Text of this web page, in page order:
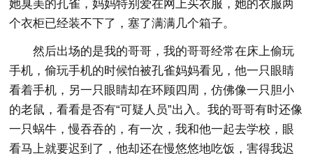
她臭美的孔雀，妈妈特别爱在网上买衣服，她的衣服两
个衣柜已经装不下了，塞了满满几个箱子。
然后出场的是我的哥哥，我的哥哥经常在床上偷玩
手机，偷玩手机的时候怕被孔雀妈妈看见，他一只眼睛
看着手机，另一只眼睛却在环顾四周，仿佛像一只胆小
的老鼠，看看是否有“可疑人员”出入。我的哥哥有时还像
一只蜗牛，慢吞吞的，有一次，我和他一起去学校，眼
看马上就要迟到了，他却还在慢悠悠地吃饭，害得我迟